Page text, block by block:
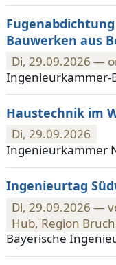
Bauwerken aus
Di, 29.09.2026 —
Ingenieurkammer-
Haustechnik im
Di, 29.09.2026
Ingenieurkammer
Ingenieurtag
Di, 29.09.2026 —
Hub, Region
Bayerische